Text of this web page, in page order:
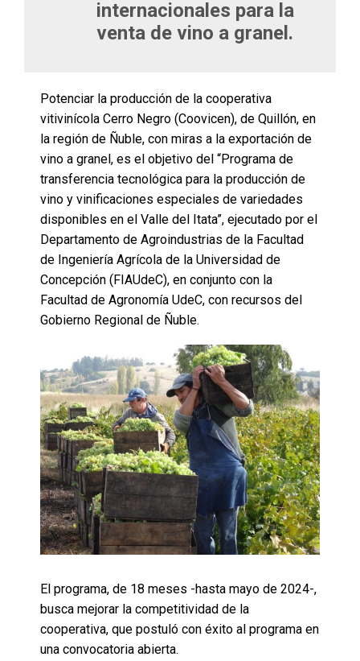
internacionales para la
venta de vino a granel.
Potenciar la producción de la cooperativa
vitivinícola Cerro Negro (Coovicen), de Quillón, en
la región de Ñuble, con miras a la exportación de
vino a granel, es el objetivo del “Programa de
transferencia tecnológica para la producción de
vino y vinificaciones especiales de variedades
disponibles en el Valle del Itata”, ejecutado por el
Departamento de Agroindustrias de la Facultad
de Ingeniería Agrícola de la Universidad de
Concepción (FIAUdeC), en conjunto con la
Facultad de Agronomía UdeC, con recursos del
Gobierno Regional de Ñuble.
El programa, de 18 meses -hasta mayo de 2024-,
busca mejorar la competitividad de la
cooperativa, que postuló con éxito al programa en
una convocatoria abierta.